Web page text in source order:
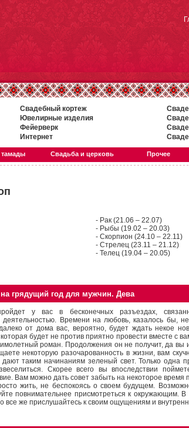
Свадебный кортеж
Ювелирные изделия
Фейерверк
Интернет
Свадьба и церковь Прочее
- Рак (21.06 – 22.07)
- Рыбы (19.02 – 20.03)
- Скорпион (24.10 – 22.11)
- Стрелец (23.11 – 21.12)
- Телец (19.04 – 20.05)
грядущий год для мужчин. Дева
у вас в бесконечных разъездах,
деятельностью. Времени на любовь, казалось бы,
от дома вас, вероятно, будет ждать некое
которая будет не против приятно провести вместе с
роман. Продолжения он не получит, да вы
некоторую разочарованность в жизни, вам
таким начинаниям зеленый свет. Только одна
Скорее всего вы впоследствии
Вам можно дать совет забыть на некоторое время
жить, не беспокоясь о своем будущем.
повнимательнее присмотреться к окружающим.
все же прислушайтесь к своим ощущениям и